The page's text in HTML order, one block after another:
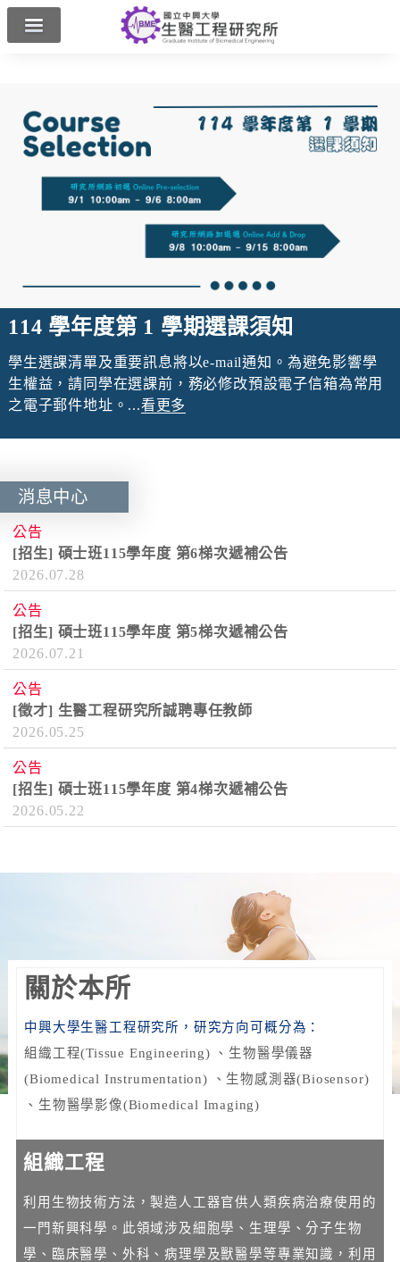
興大首頁
114 學年度第 1 學期選課須知
學生選課清單及重要訊息將以e-mail通知。為避免影響學
生權益，請同學在選課前，務必修改預設電子信箱為常用
之電子郵件地址。...看更多
消息中心
公告
[招生] 碩士班115學年度 第6梯次遞補公告
2026.07.28
公告
[招生] 碩士班115學年度 第5梯次遞補公告
2026.07.21
公告
[徵才] 生醫工程研究所誠聘專任教師
2026.05.25
公告
[招生] 碩士班115學年度 第4梯次遞補公告
2026.05.22
關於本所
中興大學生醫工程研究所，研究方向可概分為：
組織工程(Tissue Engineering) 、生物醫學儀器
(Biomedical Instrumentation) 、生物感測器(Biosensor)
、生物醫學影像(Biomedical Imaging)
組織工程
利用生物技術方法，製造人工器官供人類疾病治療使用的
一門新興科學。此領域涉及細胞學、生理學、分子生物
學、臨床醫學、外科、病理學及獸醫學等專業知識，利用